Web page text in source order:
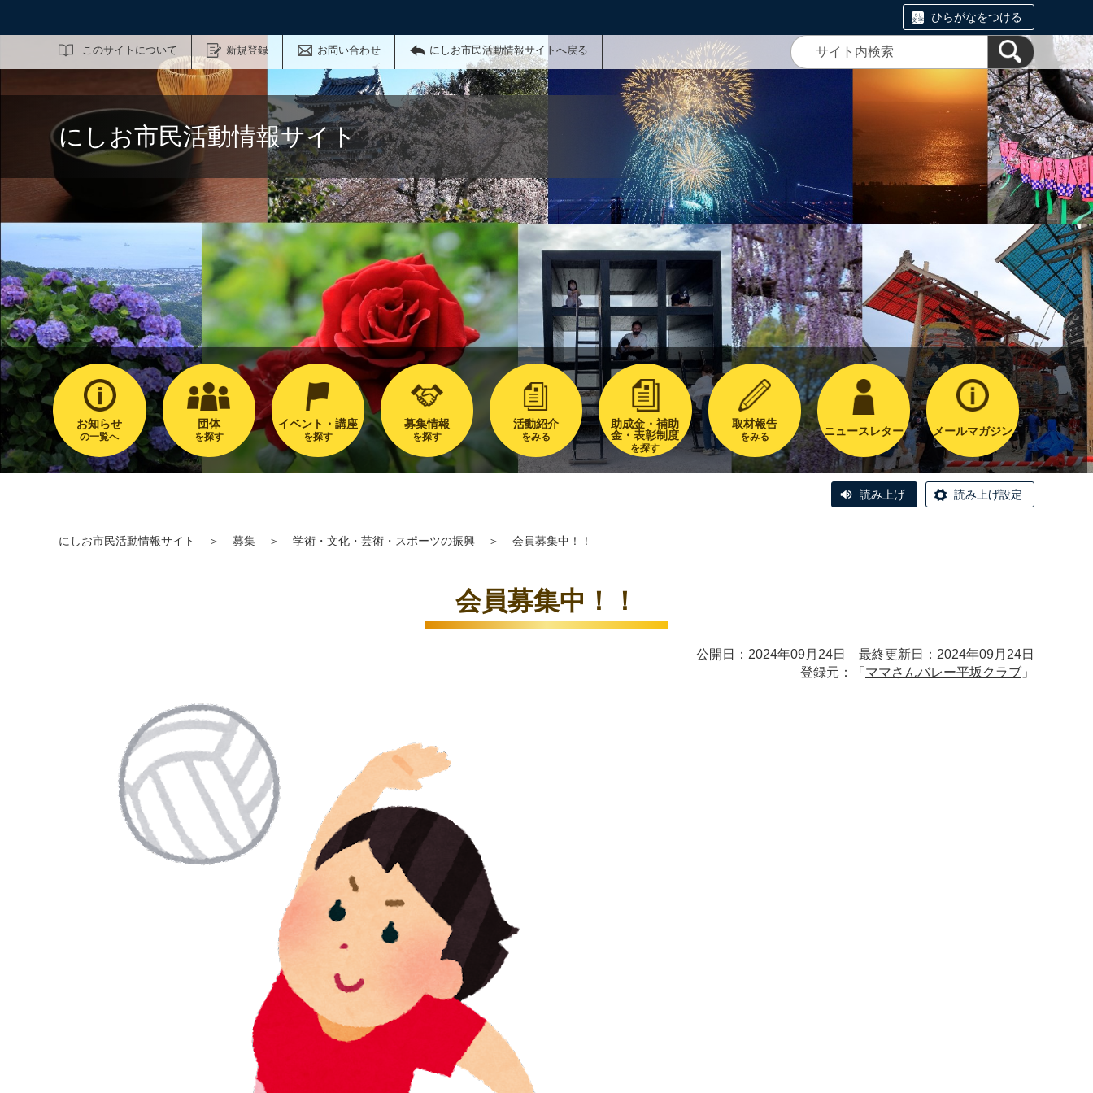
ひらがなをつける
このサイトについて 新規登録 お問い合わせ にしお市民活動情報サイトへ戻る
サイト内検索
にしお市民活動情報サイト
お知らせ
の一覧へ
団体
を探す
イベント・講座
を探す
募集情報
を探す
活動紹介
をみる
助成金・補助
金・表彰制度
を探す
取材報告
をみる ニュースレター メールマガジン
読み上げ 読み上げ設定
にしお市民活動情報サイト ＞ 募集 ＞ 学術・文化・芸術・スポーツの振興 ＞ 会員募集中！！
会員募集中！！
公開日：2024年09月24日 最終更新日：2024年09月24日
登録元：「 ママさんバレー平坂クラブ 」